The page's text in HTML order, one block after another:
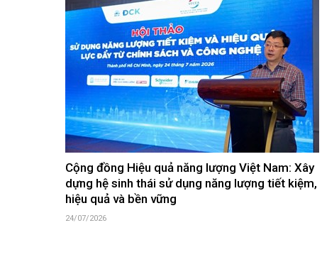
Cộng đồng Hiệu quả năng lượng Việt Nam: Xây
dựng hệ sinh thái sử dụng năng lượng tiết kiệm,
hiệu quả và bền vững
24/07/2026